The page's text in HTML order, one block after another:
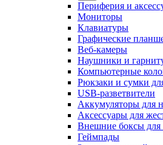
Периферия и
Мониторы
Клавиатуры
Графические
Веб-камеры
Наушники и
Компьютерные
Рюкзаки и сумки
USB-разветвители
Аккумуляторы для
Аксессуары для
Внешние боксы для
Геймпады